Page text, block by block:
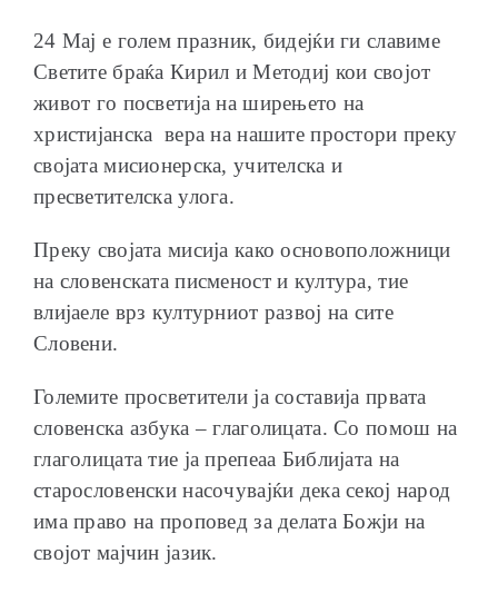
24 Мај е голем празник, бидејќи ги славиме
Светите браќа Кирил и Методиј кои својот
живот го посветија на ширењето на
христијанска вера на нашите простори преку
својата мисионерска, учителска и
пресветителска улога.
Преку својата мисија како основоположници
на словенската писменост и култура, тие
влијаеле врз културниот развој на сите
Словени.
Големите просветители ја составија првата
словенска азбука – глаголицата. Со помош на
глаголицата тие ја препеаа Библијата на
старословенски насочувајќи дека секој народ
има право на проповед за делата Божји на
својот мајчин јазик.